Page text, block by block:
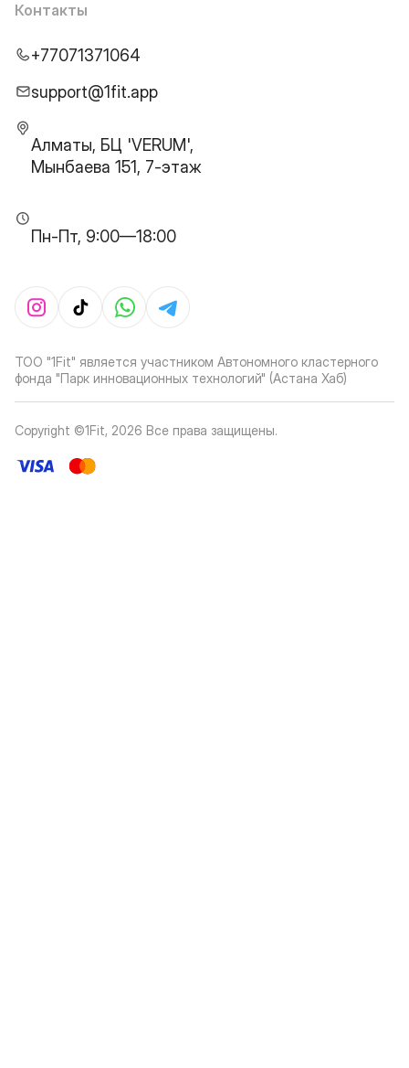
Контакты
+77071371064
support@1fit.app
Алматы, БЦ 'VERUM',
Мынбаева 151, 7-этаж
Пн-Пт, 9:00—18:00
ТОО "1Fit" является участником Автономного кластерного
фонда "Парк инновационных технологий" (Астана Хаб)
Copyright ©1Fit, 2026 Все права защищены.